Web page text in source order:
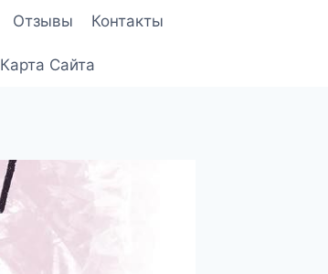
Отзывы Контакты
Карта Сайта